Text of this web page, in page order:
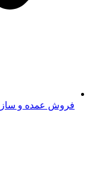
فروش عمده و